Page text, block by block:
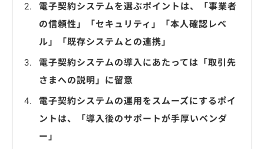
電子契約システムを選ぶポイントは、「事業者
の信頼性」「セキュリティ」「本人確認レベ
ル」「既存システムとの連携」
電子契約システムの導入にあたっては「取引先
さまへの説明」に留意
電子契約システムの運用をスムーズにするポイ
ントは、「導入後のサポートが手厚いベンダ
ー」